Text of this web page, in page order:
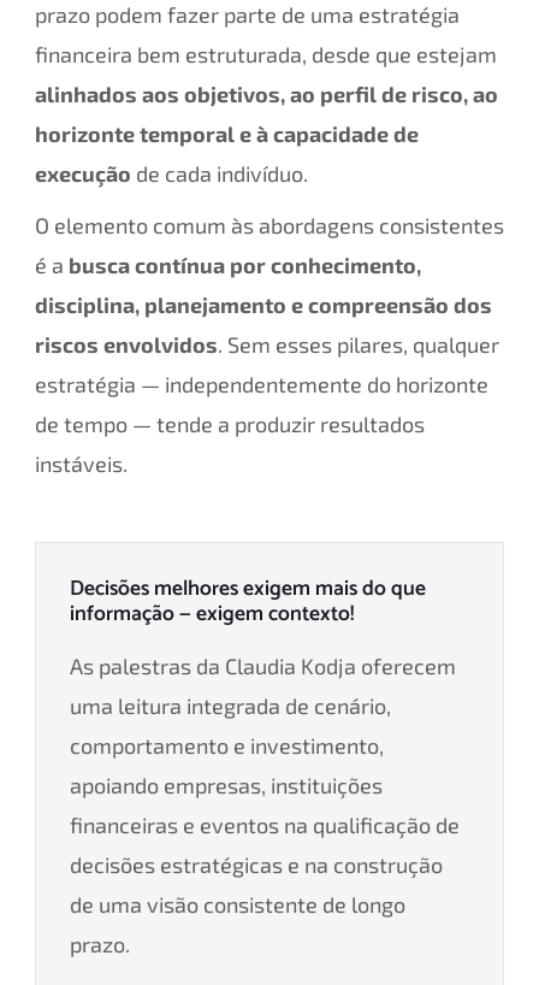
prazo podem fazer parte de uma estratégia
financeira bem estruturada, desde que estejam
alinhados aos objetivos, ao perfil de risco, ao
horizonte temporal e à capacidade de
execução de cada indivíduo.
O elemento comum às abordagens consistentes
é a busca contínua por conhecimento,
disciplina, planejamento e compreensão dos
riscos envolvidos. Sem esses pilares, qualquer
estratégia — independentemente do horizonte
de tempo — tende a produzir resultados
instáveis.
Decisões melhores exigem mais do que
informação — exigem contexto!
As palestras da Claudia Kodja oferecem
uma leitura integrada de cenário,
comportamento e investimento,
apoiando empresas, instituições
financeiras e eventos na qualificação de
decisões estratégicas e na construção
de uma visão consistente de longo
prazo.